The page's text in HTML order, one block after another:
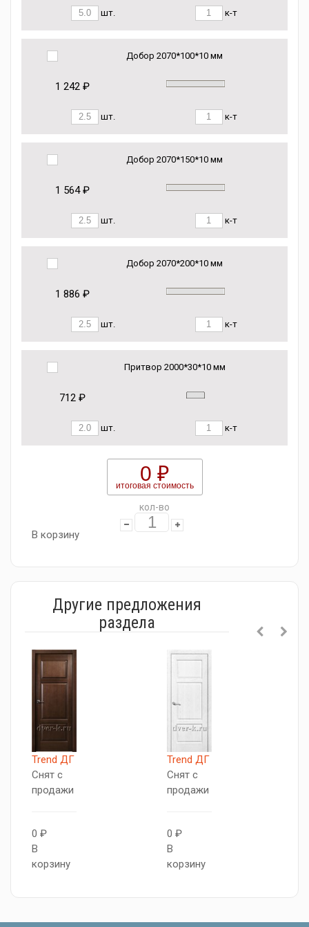
шт. к-т
Добор 2070*100*10 мм
1 242 ₽
шт. к-т
Добор 2070*150*10 мм
1 564 ₽
шт. к-т
Добор 2070*200*10 мм
1 886 ₽
шт. к-т
Притвор 2000*30*10 мм
712 ₽
шт. к-т
0 ₽
итоговая стоимость
кол-во
В корзину
Другие предложения
раздела
Trend ДГ
Снят с
продажи
0 ₽
В
корзину
Trend ДГ
Снят с
продажи
0 ₽
В
корзину